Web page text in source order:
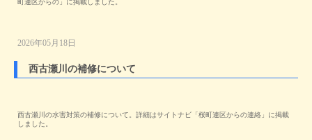
2026年05月18日
西古瀬川の補修について
西古瀬川の水害対策の補修について。詳細はサイトナビ「桜町連区からの連絡」に掲載
しました。